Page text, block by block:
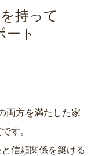
持って
ート
両方を満たした家
す。
信頼関係を築ける